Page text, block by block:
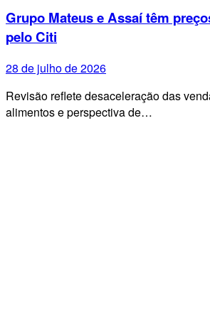
Grupo Mateus e Assaí têm
pelo Citi
28 de julho de 2026
Revisão reflete desaceleração das
alimentos e perspectiva de…